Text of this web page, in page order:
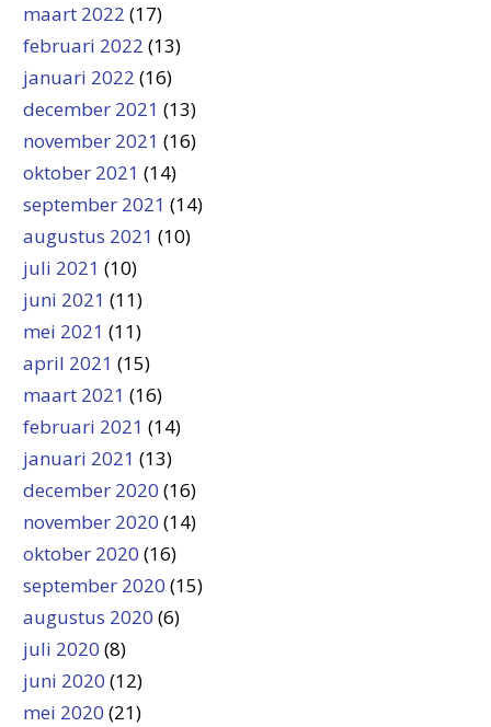
maart 2022 (17)
februari 2022 (13)
januari 2022 (16)
december 2021 (13)
november 2021 (16)
oktober 2021 (14)
september 2021 (14)
augustus 2021 (10)
juli 2021 (10)
juni 2021 (11)
mei 2021 (11)
april 2021 (15)
maart 2021 (16)
februari 2021 (14)
januari 2021 (13)
december 2020 (16)
november 2020 (14)
oktober 2020 (16)
september 2020 (15)
augustus 2020 (6)
juli 2020 (8)
juni 2020 (12)
mei 2020 (21)